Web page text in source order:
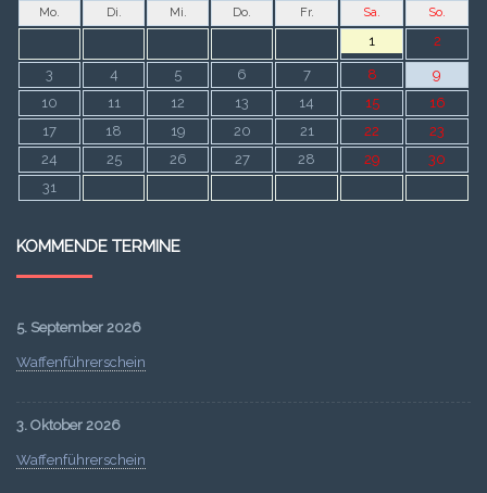
Mo. Di. Mi. Do. Fr. Sa. So.
1 2
3 4 5 6 7 8
9
10
11 12 13 14 15
16
17
18 19 20 21 22
23
24
25 26 27 28 29
30
31
KOMMENDE TERMINE
5. September 2026
Waffenführerschein
3. Oktober 2026
Waffenführerschein